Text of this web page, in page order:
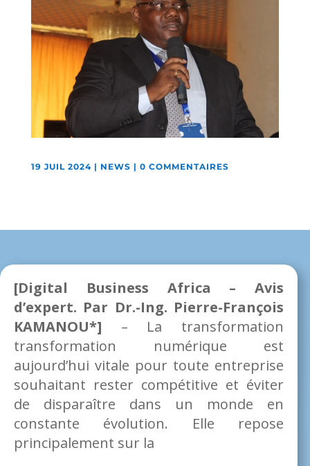
19 JUIL 2024| NEWS | 0 COMMENTAIRES
[Digital Business Africa – Avis
d’expert. Par Dr.-Ing. Pierre-François
KAMANOU*] – La transformation
transformation numérique est
aujourd’hui vitale pour toute entreprise
souhaitant rester compétitive et éviter
de disparaître dans un monde en
constante évolution. Elle repose
principalement sur la